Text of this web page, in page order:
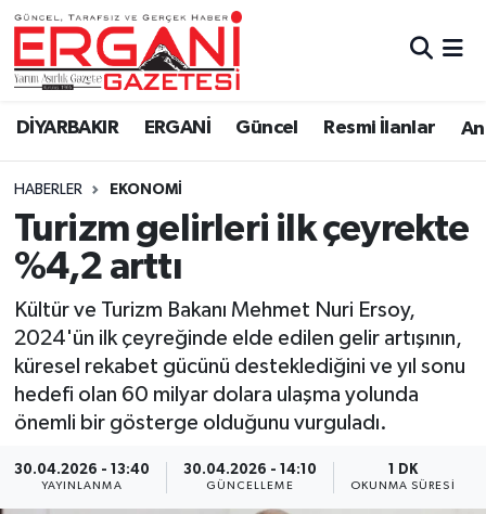
DİYARBAKIR ERGANİ Güncel Resmi İlanlar
HABERLER EKONOMİ
Turizm gelirleri ilk çeyrekte
%4,2 arttı
Kültür ve Turizm Bakanı Mehmet Nuri Ersoy,
2024'ün ilk çeyreğinde elde edilen gelir artışının,
küresel rekabet gücünü desteklediğini ve yıl sonu
hedefi olan 60 milyar dolara ulaşma yolunda
önemli bir gösterge olduğunu vurguladı.
30.04.2026 - 13:40
YAYINLANMA
30.04.2026 - 14:10
GÜNCELLEME
1 DK
OKUNMA SÜRESI
DİYARBAKIR
BİSMİL
BAĞLAR
ERGANİ
Güncel
Eği̇ti̇m
Resmi İlanlar
Sağlık
Si̇yaset
Spor
Ergani Nöbetçi Eczaneler
Ergani Hava Durumu
Ergani Trafik Yoğunluk Haritası
Süper Lig Puan Durumu ve Fikstür
Tüm Manşetler
Son Dakika Haberleri
Haber Arşivi